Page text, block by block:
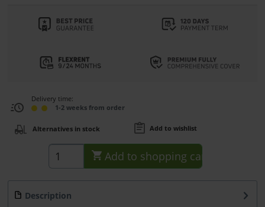
Delivery time:
1-2 weeks from order
Alternatives in stock Add to wishlist
Add to shopping cart
Description